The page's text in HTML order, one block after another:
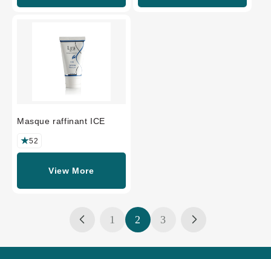
Masque raffinant ICE
52
View More
1 2 3